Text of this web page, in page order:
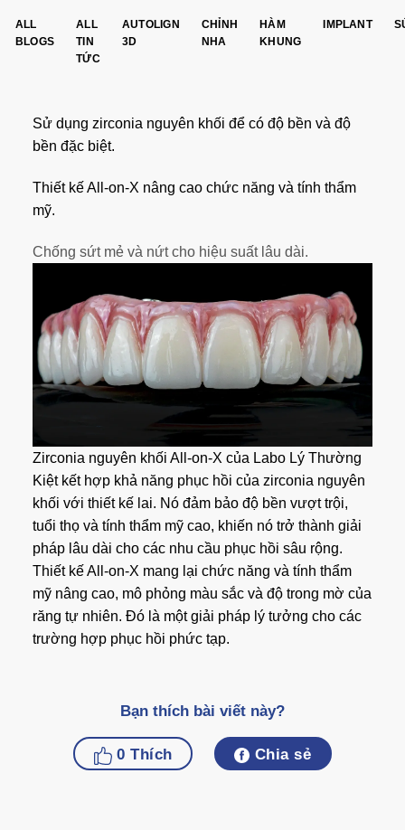
ALL
BLOGS
ALL
TIN
TỨC
AUTOLIGN
3D
CHỈNH
NHA
HÀM
KHUNG
IMPLANT
Sử dụng zirconia nguyên khối để có độ bền và độ
bền đặc biệt.
Thiết kế All-on-X nâng cao chức năng và tính thẩm
mỹ.
Chống sứt mẻ và nứt cho hiệu suất lâu dài.
Zirconia nguyên khối All-on-X của Labo Lý Thường
Kiệt kết hợp khả năng phục hồi của zirconia nguyên
khối với thiết kế lai. Nó đảm bảo độ bền vượt trội,
tuổi thọ và tính thẩm mỹ cao, khiến nó trở thành giải
pháp lâu dài cho các nhu cầu phục hồi sâu rộng.
Thiết kế All-on-X mang lại chức năng và tính thẩm
mỹ nâng cao, mô phỏng màu sắc và độ trong mờ của
răng tự nhiên. Đó là một giải pháp lý tưởng cho các
trường hợp phục hồi phức tạp.
Bạn thích bài viết này?
0Thích Chia sẻ